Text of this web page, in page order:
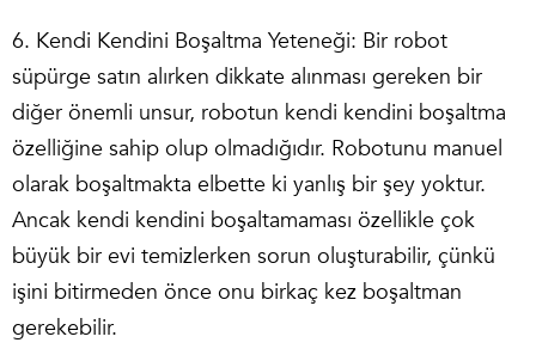
6. Kendi Kendini Boşaltma Yeteneği: Bir robot
süpürge satın alırken dikkate alınması gereken bir
diğer önemli unsur, robotun kendi kendini boşaltma
özelliğine sahip olup olmadığıdır. Robotunu manuel
olarak boşaltmakta elbette ki yanlış bir şey yoktur.
Ancak kendi kendini boşaltamaması özellikle çok
büyük bir evi temizlerken sorun oluşturabilir, çünkü
işini bitirmeden önce onu birkaç kez boşaltman
gerekebilir.